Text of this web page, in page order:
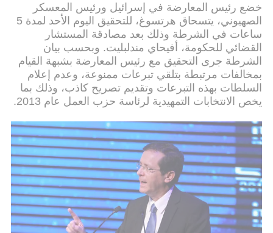
خضع رئيس المعارضة في إسرائيل ورئيس المعسكر
الصهيوني، يتسحاق هرتسوغ، للتحقيق اليوم الأحد لمدة 5
ساعات في الشرطة وذلك بعد مصادقة المستشار
القضائي للحكومة، أفيحاي مندلبليت. وبحسب بيان
الشرطة جرى التحقيق مع رئيس المعارضة بشبهة القيام
بمخالفات مرتبطة بتلقي تبرعات ممنوعة، وعدم إعلام
السلطات بهذه التبرعات وتقديم تصريح كاذب، وذلك بما
يخص الانتخابات التمهيدية لرئاسة حزب العمل عام 2013.